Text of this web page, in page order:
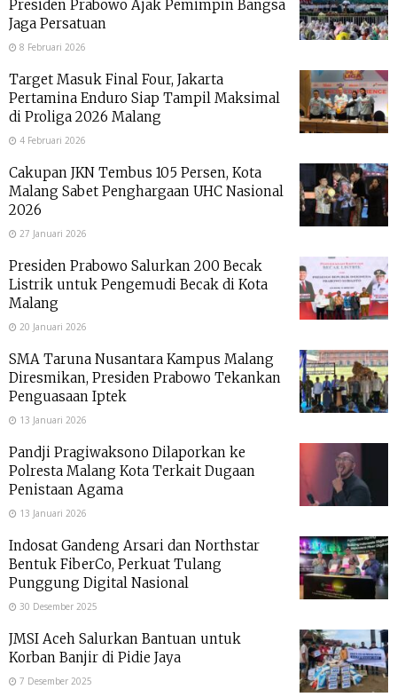
Presiden Prabowo Ajak Pemimpin Bangsa
Jaga Persatuan
8 Februari 2026
Target Masuk Final Four, Jakarta
Pertamina Enduro Siap Tampil Maksimal
di Proliga 2026 Malang
4 Februari 2026
Cakupan JKN Tembus 105 Persen, Kota
Malang Sabet Penghargaan UHC Nasional
2026
27 Januari 2026
Presiden Prabowo Salurkan 200 Becak
Listrik untuk Pengemudi Becak di Kota
Malang
20 Januari 2026
SMA Taruna Nusantara Kampus Malang
Diresmikan, Presiden Prabowo Tekankan
Penguasaan Iptek
13 Januari 2026
Pandji Pragiwaksono Dilaporkan ke
Polresta Malang Kota Terkait Dugaan
Penistaan Agama
13 Januari 2026
Indosat Gandeng Arsari dan Northstar
Bentuk FiberCo, Perkuat Tulang
Punggung Digital Nasional
30 Desember 2025
JMSI Aceh Salurkan Bantuan untuk
Korban Banjir di Pidie Jaya
7 Desember 2025